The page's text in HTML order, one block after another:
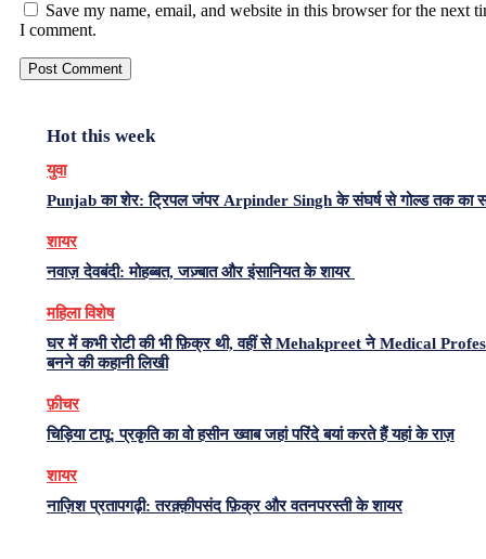
Save my name, email, and website in this browser for the next
I comment.
Hot this week
युवा
Punjab का शेर: ट्रिपल जंपर Arpinder Singh के संघर्ष से गोल्ड तक का
शायर
नवाज़ देवबंदी: मोहब्बत, जज़्बात और इंसानियत के शायर
महिला विशेष
घर में कभी रोटी की भी फ़िक्र थी, वहीं से Mehakpreet ने Medical
बनने की कहानी लिखी
फ़ीचर
चिड़िया टापू: प्रकृति का वो हसीन ख्वाब जहां परिंदे बयां करते हैं यहां के राज़
शायर
नाज़िश प्रतापगढ़ी: तरक़्क़ीपसंद फ़िक्र और वतनपरस्ती के शायर